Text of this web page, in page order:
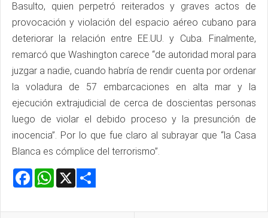
Basulto, quien perpetró reiterados y graves actos de
provocación y violación del espacio aéreo cubano para
deteriorar la relación entre EE.UU. y Cuba. Finalmente,
remarcó que Washington carece “de autoridad moral para
juzgar a nadie, cuando habría de rendir cuenta por ordenar
la voladura de 57 embarcaciones en alta mar y la
ejecución extrajudicial de cerca de doscientas personas
luego de violar el debido proceso y la presunción de
inocencia”. Por lo que fue claro al subrayar que “la Casa
Blanca es cómplice del terrorismo”.
Facebook
WhatsApp